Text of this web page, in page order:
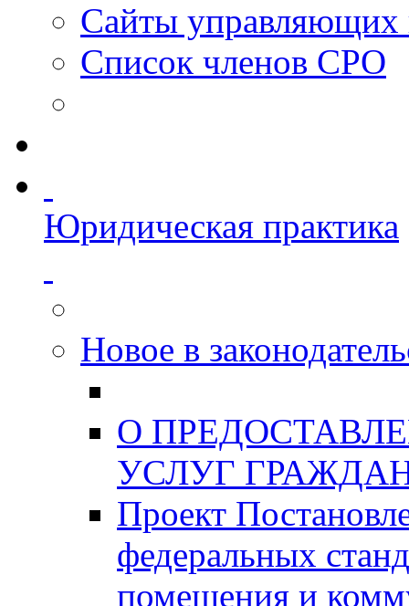
Сайты
Список членов СРО
Юридическая практика
Новое в
О
УСЛУГ
Проект
федеральных
помещения и